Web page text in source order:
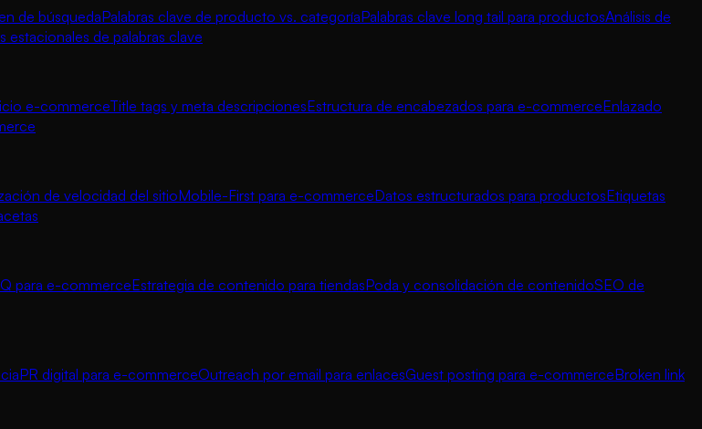
de búsquedaPalabras clave de producto vs. categoríaPalabras clave long tail para productosAnálisis de
estacionales de palabras clave
e-commerceTitle tags y meta descripcionesEstructura de encabezados para e-commerceEnlazado
de velocidad del sitioMobile-First para e-commerceDatos estructurados para productosEtiquetas
para e-commerceEstrategia de contenido para tiendasPoda y consolidación de contenidoSEO de
PR digital para e-commerceOutreach por email para enlacesGuest posting para e-commerceBroken link